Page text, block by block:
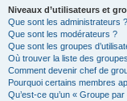
Niveaux d’utilisateurs et
Que sont les administrateurs ?
Que sont les modérateurs ?
Que sont les groupes
Où trouver la liste des
Comment devenir chef de
Pourquoi certains membres
Qu’est-ce qu’un « Groupe